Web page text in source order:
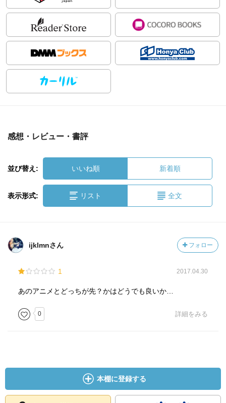
感想・レビュー・書評
並び替え: いいね順 新着順
表示形式: リスト 全文
ijklmnさん フォロー
1 2017.04.30
あのアニメとどっちが先？かはどうでも良いか…
0 詳細をみる
本棚に登録する